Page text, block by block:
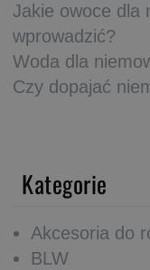
Jakie owoce dla
wprowadzić?
Woda dla
Czy dopajać
Kategorie
Akcesoria do
BLW